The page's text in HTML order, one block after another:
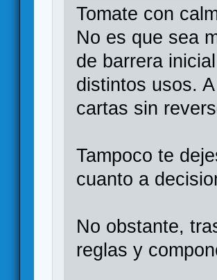
Tomate con
No es que sea
de barrera
distintos usos.
cartas sin
Tampoco te
cuanto a
No obstante,
reglas y